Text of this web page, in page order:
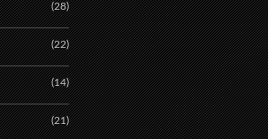
(28)
(22)
(14)
(21)